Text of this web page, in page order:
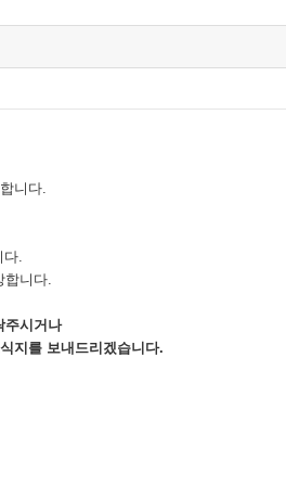
니다.
다.
합니다.
주시거나
지를 보내드리겠습니다.